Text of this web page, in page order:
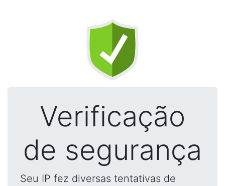
Verificação
de segurança
Seu IP fez diversas tentativas de